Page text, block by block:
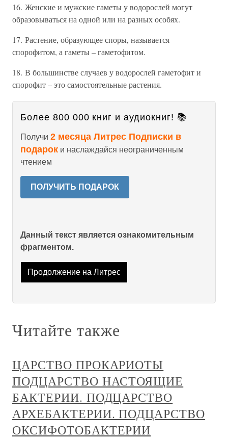
16. Женские и мужские гаметы у водорослей могут
образовываться на одной или на разных особях.
17. Растение, образующее споры, называется
спорофитом, а гаметы – гаметофитом.
18. В большинстве случаев у водорослей гаметофит и
спорофит – это самостоятельные растения.
Более 800 000 книг и аудиокниг! 📚
Получи 2 месяца Литрес Подписки в
подарок и наслаждайся неограниченным
чтением
ПОЛУЧИТЬ ПОДАРОК
Данный текст является ознакомительным
фрагментом.
Продолжение на Литрес
Читайте также
ЦАРСТВО ПРОКАРИОТЫ
ПОДЦАРСТВО НАСТОЯЩИЕ
БАКТЕРИИ. ПОДЦАРСТВО
АРХЕБАКТЕРИИ. ПОДЦАРСТВО
ОКСИФОТОБАКТЕРИИ